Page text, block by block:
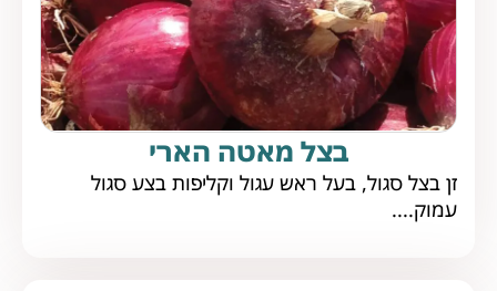
בצל מאטה הארי
זן בצל סגול, בעל ראש עגול וקליפות בצע סגול
עמוק....